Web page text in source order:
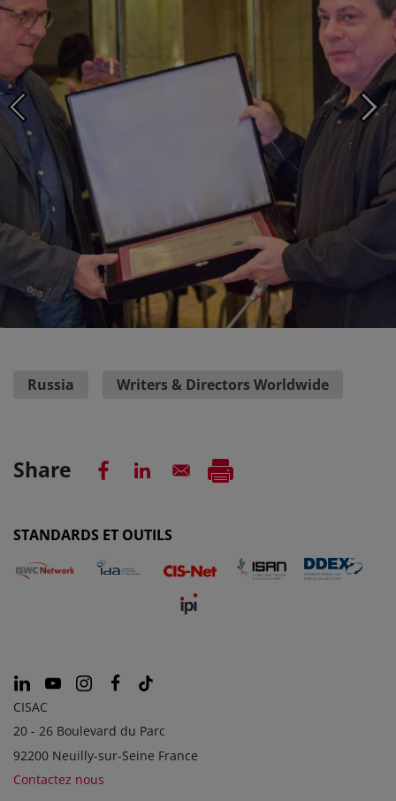
The W&amp;DW Presidency with Yves Nilly and Horacio Maldonado at
the W&amp;DW congress in Moscow.
Photo ©: DAC
Russia Writers & Directors Worldwide
Share
STANDARDS ET OUTILS
CISAC
20 - 26 Boulevard du Parc
92200 Neuilly-sur-Seine France
Contactez nous